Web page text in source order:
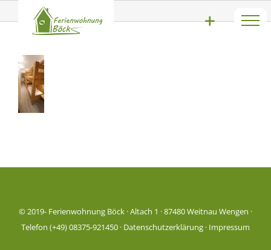
springen
Kizi1
© 2019- Ferienwohnung Böck · Altach 1 · 87480 Weitnau Wengen ·
Telefon (+49) 08375-921450 · Datenschutzerklärung · Impressum